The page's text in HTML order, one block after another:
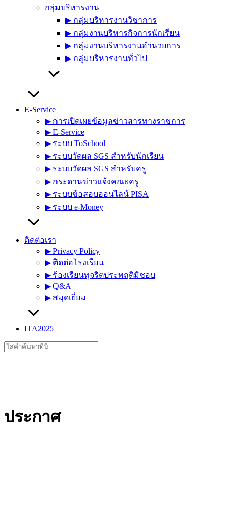
กลุ่มบริหารงาน
▶︎ กลุ่มบริหารงานวิชาการ
▶︎ กลุ่มงานบริหารกิจการนักเรียน
▶︎ กลุ่มงานบริหารงานอำนวยการ
▶︎ กลุ่มบริหารงานทั่วไป
E-Service
▶︎ การเปิดเผยข้อมูลข่าวสารทางราชการ
▶︎ E-Service
▶︎ ระบบ ToSchool
▶︎ ระบบวัดผล SGS สำหรับนักเรียน
▶︎ ระบบวัดผล SGS สำหรับครู
▶︎ กระดานข่าวแจ้งคณะครู
▶︎ ระบบข้อสอบออนไลน์ PISA
▶︎ ระบบ e-Money
ติดต่อเรา
▶︎ Privacy Policy
▶︎ ติดต่อโรงเรียน
▶︎ ร้องเรียนทุจริตประพฤติมิชอบ
▶︎ Q&A
▶︎ สมุดเยี่ยม
ITA2025
Search
for:
ประกาศ